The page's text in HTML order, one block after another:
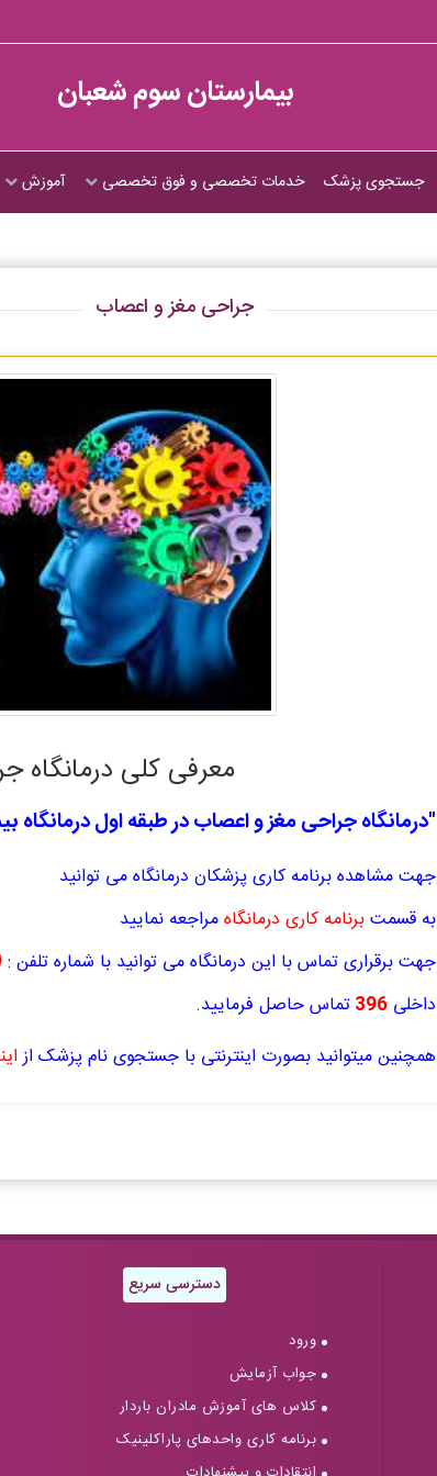
بیمارستان سوم شعبان
جستجوی پزشک خدمات تخصصی و فوق تخصصی آموزش
جراحی مغز و اعصاب
معرفی کلی درمانگاه
"درمانگاه جراحی مغز و اعصاب در طبقه اول درمانگاه
جهت مشاهده برنامه کاری پزشکان درمانگاه می توانید
به قسمتبرنامه کاری درمانگاهمراجعه نمایید
جهت برقراری تماس با این درمانگاه می توانید با شماره تلفن :
داخلی 396تماس حاصل فرمایید.
همچنین میتوانید بصورت اینترنتی با جستجوی نام پزشک از ا
دسترسی سریع
ورود
جواب آزمایش
کلاس های آموزش مادران باردار
برنامه کاری واحدهای پاراکلینیک